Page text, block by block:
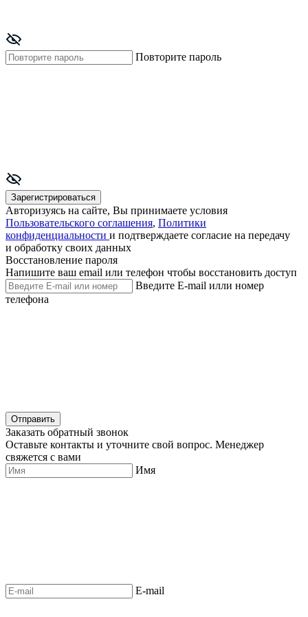
Повторите пароль
Зарегистрироваться
Авторизуясь на сайте, Вы принимаете условия
Пользовательского соглашения, Политики
конфиденциальности и подтверждаете согласие на передачу
и обработку своих данных
Восстановление пароля
Напишите ваш email или телефон чтобы восстановить доступ
Введите E-mail илли номер
телефона
Отправить
Заказать обратный звонок
Оставьте контакты и уточните свой вопрос. Менеджер
свяжется с вами
Имя
E-mail